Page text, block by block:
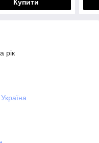
Купити
рік